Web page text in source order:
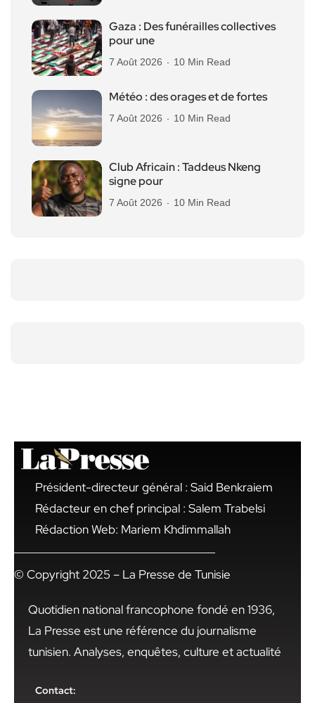
Gaza : Des funérailles collectives
pour une
7 Août 2026 10 Min Read
Météo : des orages et de fortes
7 Août 2026 10 Min Read
Club Africain : Taddeus Nkeng
signe pour
7 Août 2026 10 Min Read
Président-directeur général : Said Benkraiem
Rédacteur en chef principal : Salem Trabelsi
Rédaction Web: Mariem Khdimmallah
© Copyright 2025 – La Presse de Tunisie
Quotidien national francophone fondé en 1936,
La Presse est une référence du journalisme
tunisien. Analyses, enquêtes, culture et actualité
Contact: